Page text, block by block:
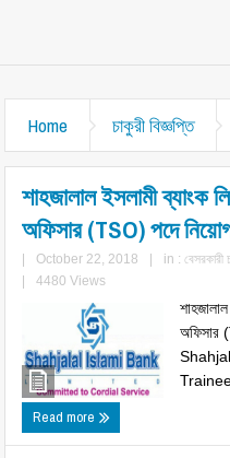
Home চাকুরী বিজ্ঞপ্তি
শাহজালাল ইসলামী ব্যাংক
অফিসার (TSO) পদে
October 22, 2018 in :বেসরকারী
4480 Views
অফিসার
Read more